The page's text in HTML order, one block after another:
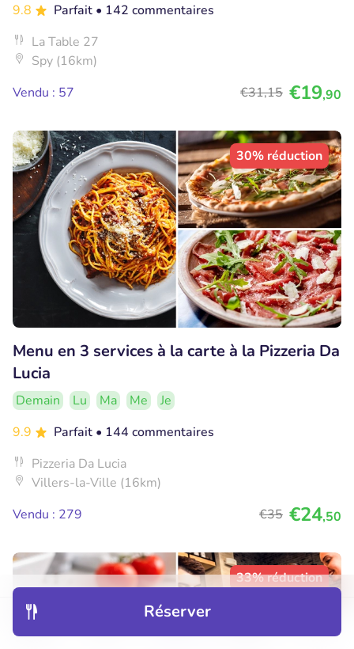
Réserver
9.8
Parfait • 142 commentaires
La Table 27
Spy (16km)
Vendu : 57
€31,15 €19,90
30% réduction
Menu en 3 services à la carte à la Pizzeria Da
Lucia
Demain Lu Ma Me
Je
9.9
Parfait • 144 commentaires
Pizzeria Da Lucia
Villers-la-Ville (16km)
Vendu : 279
€35 €24,50
33% réduction